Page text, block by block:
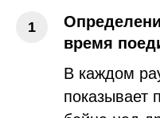
время
В каждом
показывает